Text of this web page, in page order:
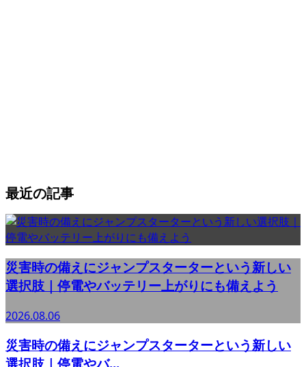
最近の記事
災害時の備えにジャンプスターターという新しい
選択肢｜停電やバッテリー上がりにも備えよう
2026.08.06
災害時の備えにジャンプスターターという新しい
選択肢｜停電やバ...